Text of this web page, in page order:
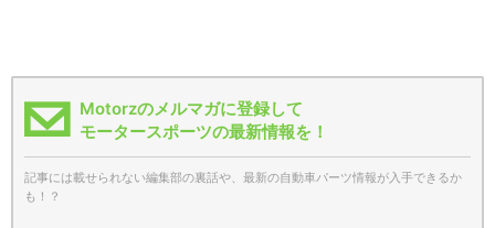
Motorzのメルマガに登録して
モータースポーツの最新情報を！
記事には載せられない編集部の裏話や、最新の自動車パーツ情報が入手できるか
も！？